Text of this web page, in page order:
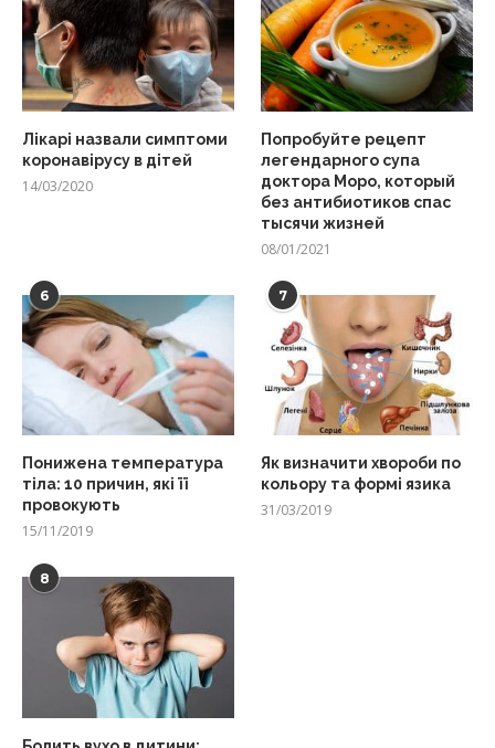
Лікарі назвали симптоми
коронавірусу в дітей
14/03/2020
Попробуйте рецепт
легендарного супа
доктора Моро, который
без антибиотиков спас
тысячи жизней
08/01/2021
6
Понижена температура
тіла: 10 причин, які її
провокують
15/11/2019
7
Як визначити хвороби по
кольору та формі язика
31/03/2019
8